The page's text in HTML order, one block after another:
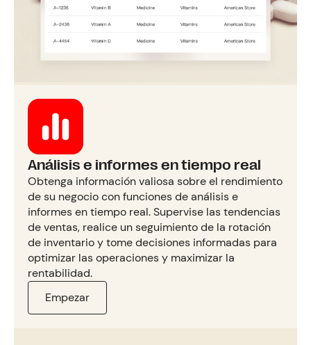
Análisis e informes en tiempo real
Obtenga información valiosa sobre el rendimiento
de su negocio con funciones de análisis e
informes en tiempo real. Supervise las tendencias
de ventas, realice un seguimiento de la rotación
de inventario y tome decisiones informadas para
optimizar las operaciones y maximizar la
rentabilidad.
Empezar